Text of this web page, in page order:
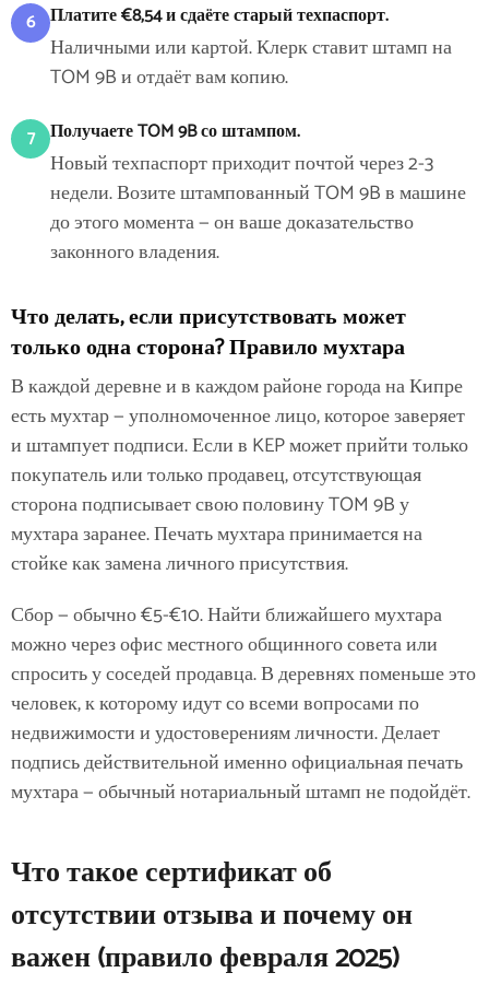
6 Платите €8,54 и сдаёте старый техпаспорт.
Наличными или картой. Клерк ставит штамп на
TOM 9B и отдаёт вам копию.
7 Получаете TOM 9B со штампом.
Новый техпаспорт приходит почтой через 2-3
недели. Возите штампованный TOM 9B в машине
до этого момента — он ваше доказательство
законного владения.
Что делать, если присутствовать может
только одна сторона? Правило мухтара
В каждой деревне и в каждом районе города на Кипре
есть мухтар — уполномоченное лицо, которое заверяет
и штампует подписи. Если в KEP может прийти только
покупатель или только продавец, отсутствующая
сторона подписывает свою половину TOM 9B у
мухтара заранее. Печать мухтара принимается на
стойке как замена личного присутствия.
Сбор — обычно €5-€10. Найти ближайшего мухтара
можно через офис местного общинного совета или
спросить у соседей продавца. В деревнях поменьше это
человек, к которому идут со всеми вопросами по
недвижимости и удостоверениям личности. Делает
подпись действительной именно официальная печать
мухтара — обычный нотариальный штамп не подойдёт.
Что такое сертификат об
отсутствии отзыва и почему он
важен (правило февраля 2025)